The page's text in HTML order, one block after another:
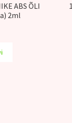
ABS ÕLI
2ml